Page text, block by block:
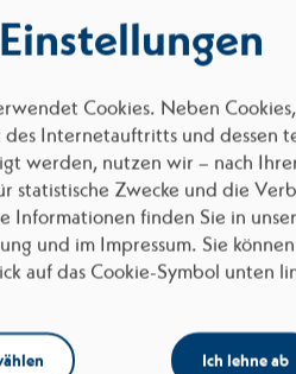
sfri11471.html
die Funktionalität unserer
Kontaktformular oder E-Mail)
ist aus dem jeweiligen
Anliegens bzw. für die
für die Verarbeitung
lit. f DSGVO. Zielt Ihre
Cookies. Neben
Internetauftritts und dessen
werden, nutzen wir – nach
statistische Zwecke und die
Informationen finden Sie in
und im Impressum. Sie
auf das Cookie-Symbol unten
Ich lehne ab